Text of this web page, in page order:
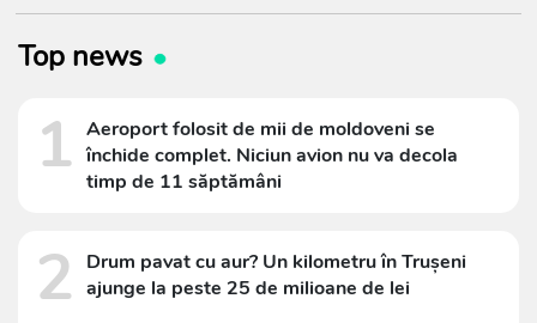
Top news
1 Aeroport folosit de mii de moldoveni se
închide complet. Niciun avion nu va decola
timp de 11 săptămâni
2
Drum pavat cu aur? Un kilometru în Trușeni
ajunge la peste 25 de milioane de lei